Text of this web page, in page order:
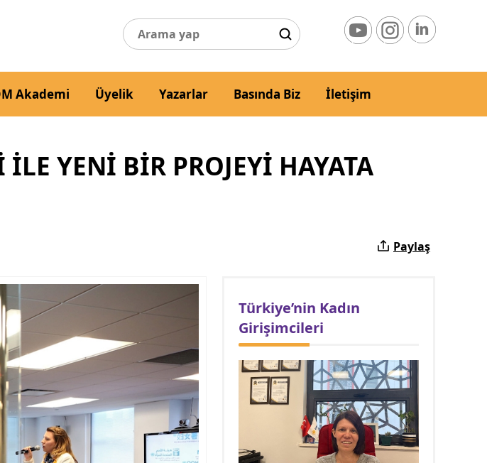
Akademi Üyelik Yazarlar Basında Biz İletişim
YENİ BİR PROJEYİ HAYATA
Paylaş
Türkiye’nin Kadın
Girişimcileri